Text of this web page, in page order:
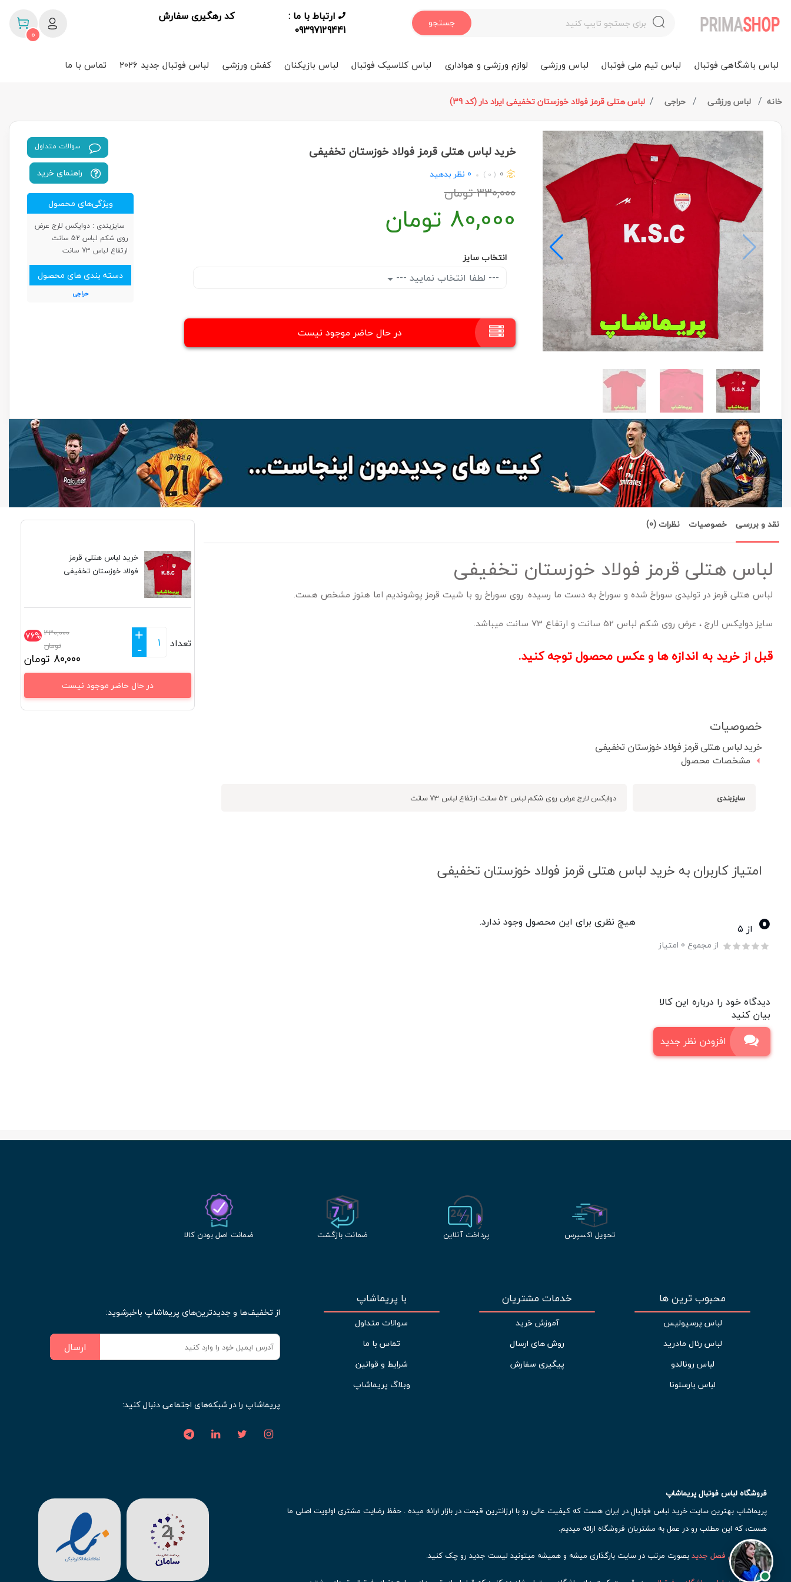
جستجو
ارتباط با ما :
09397129441
کد رهگیری سفارش
0
لباس باشگاهی فوتبال لباس تیم ملی فوتبال لباس ورزشی لوازم ورزشی و هواداری لباس کلاسیک فوتبال لباس بازیکنان کفش ورزشی لباس فوتبال جدید 2026 تماس با ما
خانه لباس ورزشی حراجی لباس هتلی قرمز فولاد خوزستان تخفیفی ایراد دار (کد 39)
خرید لباس هتلی قرمز فولاد خوزستان تخفیفی
0
( 0 )
0 نظر بدهید
330,000تومان
80,000 تومان
انتخاب سایز
--- لطفا انتخاب نمایید ---
در حال حاضر موجود نیست
سوالات متداول
راهنمای خرید
ویژگی‌های محصول
سایزبندی : دوایکس لارج عرض
روی شکم لباس 52 سانت
ارتفاع لباس 73 سانت
دسته بندی های محصول
حراجی
نقد و بررسی خصوصیات نظرات (0)
لباس هتلی قرمز فولاد خوزستان تخفیفی
لباس هتلی قرمز در تولیدی سوراخ شده و سوراخ به دست ما رسیده. روی سوراخ رو با شیت قرمز پوشوندیم اما هنوز مشخص هست.
سایز دوایکس لارج ، عرض روی شکم لباس 52 سانت و ارتفاع 73 سانت میباشد.
قبل از خرید به اندازه ها و عکس محصول توجه کنید.
خصوصیات
خرید لباس هتلی قرمز فولاد خوزستان تخفیفی
مشخصات محصول
سایزبندی دوایکس لارج عرض روی شکم لباس 52 سانت ارتفاع لباس 73 سانت
امتیاز کاربران به خرید لباس هتلی قرمز فولاد خوزستان تخفیفی
0 از ۵
از مجموع 0 امتیاز
دیدگاه خود را درباره این کالا
بیان کنید
افزودن نظر جدید
هیچ نظری برای این محصول وجود ندارد.
خرید لباس هتلی قرمز
فولاد خوزستان تخفیفی
76% 330,000
تومان
80,000 تومان
تعداد
+
-
در حال حاضر موجود نیست
تحویل اکسپرس پرداخت آنلاین ضمانت بازگشت ضمانت اصل بودن کالا
محبوب ترین ها
لباس پرسپولیس
لباس رئال مادرید
لباس رونالدو
لباس بارسلونا
خدمات مشتریان
آموزش خرید
روش های ارسال
پیگیری سفارش
با پریماشاپ
سوالات متداول
تماس با ما
شرایط و قوانین
وبلاگ پریماشاپ
از تخفیف‌ها و جدیدترین‌های پریماشاپ باخبرشوید:
ارسال
پریماشاپ را در شبکه‌های اجتماعی دنبال کنید:
فروشگاه لباس فوتبال پریماشاپ
پریماشاپ بهترین سایت خرید لباس فوتبال در ایران هست که کیفیت عالی رو با ارزانترین قیمت در بازار ارائه میده . حفظ رضایت مشتری اولویت اصلی ما
هست، که این مطلب رو در عمل به مشتریان فروشگاه ارائه میدیم.
لباس فوتبال فصل جدیدبصورت مرتب در سایت بارگذاری میشه و همیشه میتونید لیست جدید رو چک کنید.